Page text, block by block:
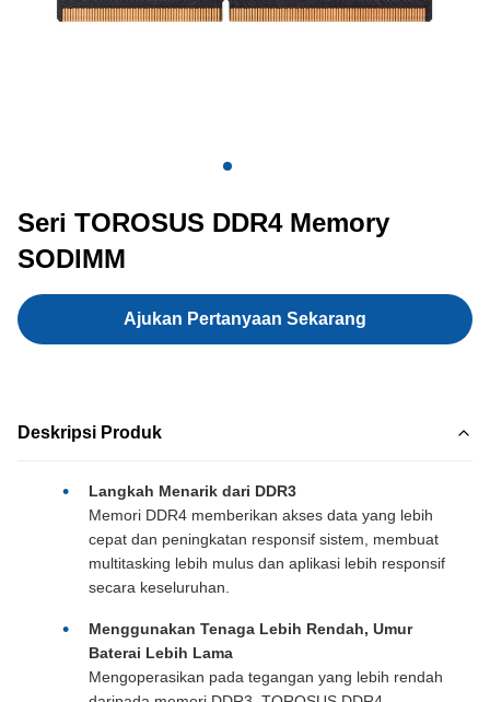
Seri TOROSUS DDR4 Memory
SODIMM
Ajukan Pertanyaan Sekarang
Deskripsi Produk
Langkah Menarik dari DDR3
Memori DDR4 memberikan akses data yang lebih
cepat dan peningkatan responsif sistem, membuat
multitasking lebih mulus dan aplikasi lebih responsif
secara keseluruhan.
Menggunakan Tenaga Lebih Rendah, Umur
Baterai Lebih Lama
Mengoperasikan pada tegangan yang lebih rendah